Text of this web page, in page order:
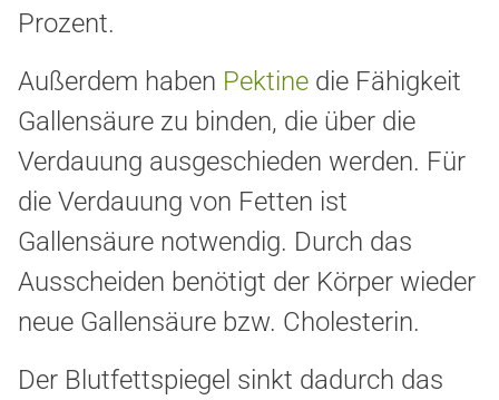
Prozent.
Außerdem haben Pektine die Fähigkeit
Gallensäure zu binden, die über die
Verdauung ausgeschieden werden. Für
die Verdauung von Fetten ist
Gallensäure notwendig. Durch das
Ausscheiden benötigt der Körper wieder
neue Gallensäure bzw. Cholesterin.
Der Blutfettspiegel sinkt dadurch das